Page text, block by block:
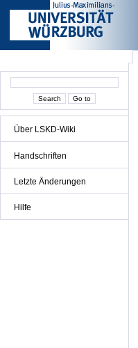
Über LSKD-Wiki
Handschriften
Letzte Änderungen
Hilfe